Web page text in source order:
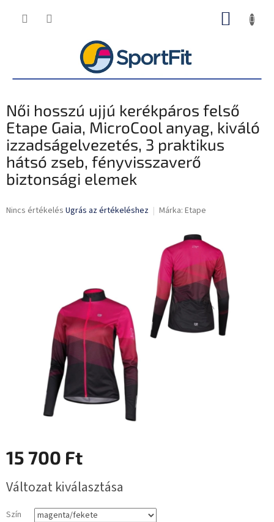
KOSÁR
Női hosszú ujjú kerékpáros felső
Etape Gaia, MicroCool anyag, kiváló
izzadságelvezetés, 3 praktikus
hátsó zseb, fényvisszaverő
biztonsági elemek
A
Nincs értékelés Ugrás az értékeléshez Márka: Etape
15 700 Ft
Változat kiválasztása
Szín